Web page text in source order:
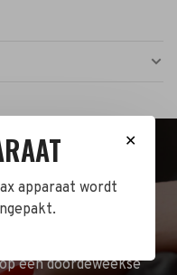
wij ook een fysieke
een doordeweekse
✕
apparaat wordt